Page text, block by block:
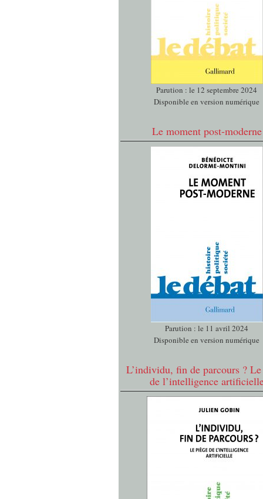
Parution : le 12 septembre 2024
Disponible en version numérique
Le moment post-moderne
Parution : le 11 avril 2024
Disponible en version numérique
L’individu, fin de parcours ?
de l’intelligence